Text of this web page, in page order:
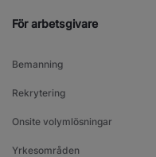
För arbetsgivare
Bemanning
Rekrytering
Onsite volymlösningar
Yrkesområden